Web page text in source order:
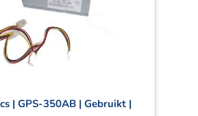
| GPS-350AB | Gebruikt |